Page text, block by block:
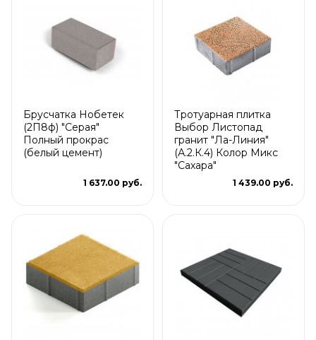
Брусчатка Нобетек
(2П8ф) "Серая"
Полный прокрас
(белый цемент)
1 637.00 руб.
Тротуарная плитка
Выбор Листопад
гранит "Ла-Линия"
(А.2.К.4) Колор Микс
"Сахара"
1 439.00 руб.